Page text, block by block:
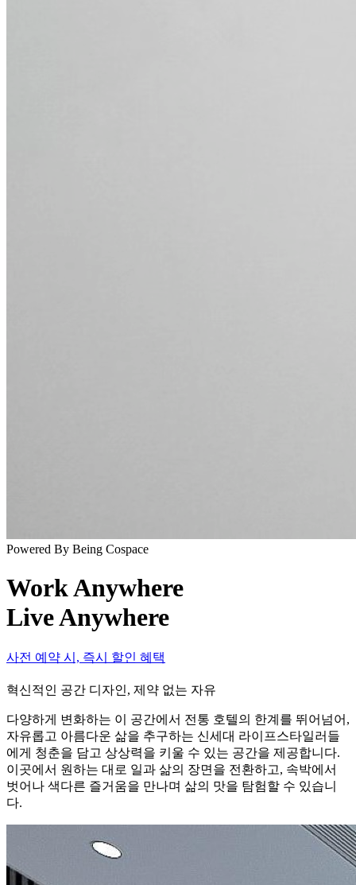
Powered By Being Cospace
Work Anywhere
Live Anywhere
사전 예약 시, 즉시 할인 혜택
혁신적인 공간 디자인, 제약 없는 자유
다양하게 변화하는 이 공간에서 전통 호텔의 한계를 뛰어넘어,
자유롭고 아름다운 삶을 추구하는 신세대 라이프스타일러들
에게 청춘을 담고 상상력을 키울 수 있는 공간을 제공합니다.
이곳에서 원하는 대로 일과 삶의 장면을 전환하고, 속박에서
벗어나 색다른 즐거움을 만나며 삶의 맛을 탐험할 수 있습니
다.